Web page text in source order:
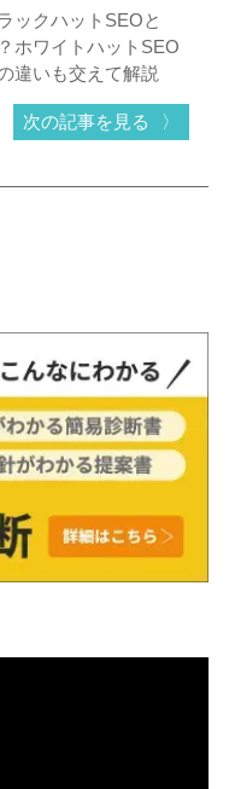
ックハットSEOと
ホワイトハットSEO
違いも交えて解説
次の記事を見る